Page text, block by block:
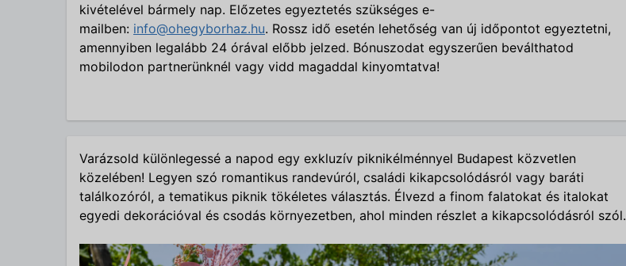
kivételével bármely nap. Előzetes egyeztetés szükséges e-
mailben: info@ohegyborhaz.hu. Rossz idő esetén lehetőség van új időpontot egyeztetni,
amennyiben legalább 24 órával előbb jelzed. Bónuszodat egyszerűen beválthatod
mobilodon partnerünknél vagy vidd magaddal kinyomtatva!
Varázsold különlegessé a napod egy exkluzív piknikélménnyel Budapest közvetlen
közelében! Legyen szó romantikus randevúról, családi kikapcsolódásról vagy baráti
találkozóról, a tematikus piknik tökéletes választás. Élvezd a finom falatokat és italokat
egyedi dekorációval és csodás környezetben, ahol minden részlet a kikapcsolódásról szól.